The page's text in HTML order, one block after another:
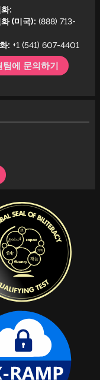
:
(미국): (888) 713-
: +1 (541) 607-4401
팀에 문의하기